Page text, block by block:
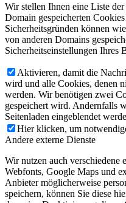
Wir stellen Ihnen eine Liste
Domain gespeicherten
Sicherheitsgründen können
von anderen Domains
Sicherheitseinstellungen Ihres
Aktivieren, damit die
wird und alle Cookies, denen
werden. Wir benötigen zwei
gespeichert wird. Andernfalls
Seitenladen eingeblendet
Hier klicken, um
Andere externe Dienste
Wir nutzen auch verschiedene
Webfonts, Google Maps und
Anbieter möglicherweise
speichern, können Sie diese